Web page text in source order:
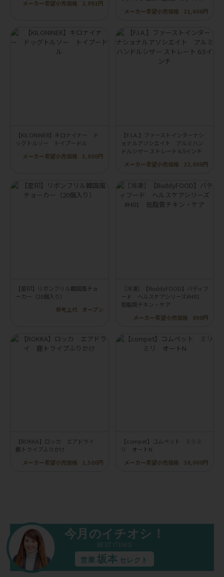
メーカー希望小売価格
2,091円
メーカー希望小売価格
21,600円
【KILONINER】キロナイナー ド
ッグトルソー トイプードル
メーカー希望小売価格
5,000円
【F.I.A.】ファーストインターナシ
ョナルアソシエイト アルミハン
ドルシザー ストレート 6.5インチ
メーカー希望小売価格
22,000円
【星印】リボンフリル韓国風チョ
ーカー（20個入り）
参考上代
オープン
［冷凍］【BuddyFOOD】バディフ
ード ヘルスケアシリーズ#H01
低脂質チキン・ケア
メーカー希望小売価格
898円
【ROKKA】ロッカ エアドライ
鹿トライプふりかけ
メーカー希望小売価格
1,500円
【compet】コムペット ミリミ
リ オートN
メーカー希望小売価格
38,000円
今月のイチオシ！
BEST ITEMS
営業 坂本 セレクト